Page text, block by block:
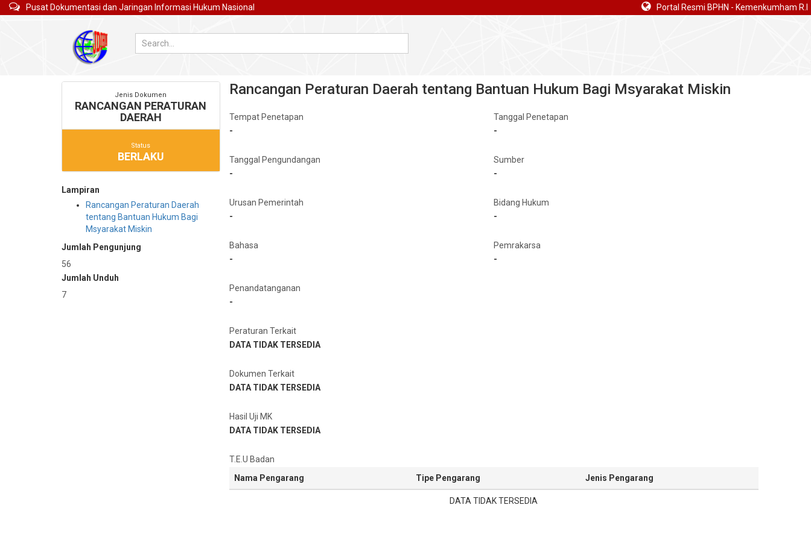
Pusat Dokumentasi dan Jaringan Informasi Hukum Nasional Portal Resmi BPHN - Kemenkumham R.I
Jenis Dokumen
RANCANGAN PERATURAN
DAERAH
Status
BERLAKU
Lampiran
Rancangan Peraturan Daerah
tentang Bantuan Hukum Bagi
Msyarakat Miskin
Jumlah Pengunjung
56
Jumlah Unduh
7
Rancangan Peraturan Daerah tentang Bantuan Hukum Bagi Msyarakat Miskin
Tempat Penetapan
-
Tanggal Pengundangan
-
Urusan Pemerintah
-
Bahasa
-
Penandatanganan
-
Tanggal Penetapan
-
Sumber
-
Bidang Hukum
-
Pemrakarsa
-
Peraturan Terkait
DATA TIDAK TERSEDIA
Dokumen Terkait
DATA TIDAK TERSEDIA
Hasil Uji MK
DATA TIDAK TERSEDIA
T.E.U Badan
Nama Pengarang
Tipe Pengarang Jenis Pengarang
DATA TIDAK TERSEDIA